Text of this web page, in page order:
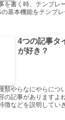
を書く時、テンプレ
基本機能をテンプレ
4つの記事タ
が好き？
類やらなにやらにつ
の記事がありますよ
徴などを説明してい